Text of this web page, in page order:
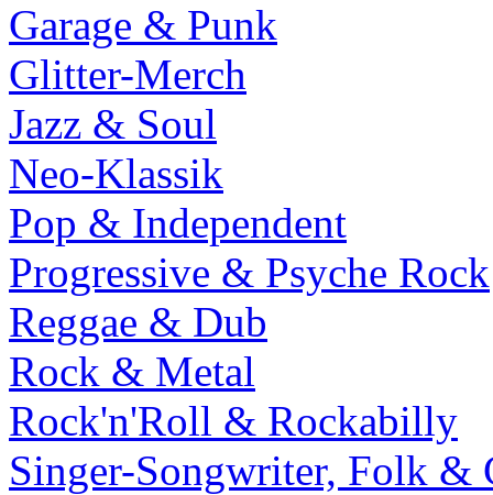
Garage & Punk
Glitter-Merch
Jazz & Soul
Neo-Klassik
Pop & Independent
Progressive & Psyche Rock
Reggae & Dub
Rock & Metal
Rock'n'Roll & Rockabilly
Singer-Songwriter, Folk &